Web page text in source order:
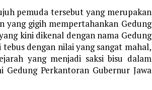
pemuda tersebut yang merupakan
yang gigih mempertahankan Gedung
kini dikenal dengan nama Gedung
dengan nilai yang sangat mahal,
yang menjadi saksi bisu dalam
Gedung Perkantoran Gubernur Jawa